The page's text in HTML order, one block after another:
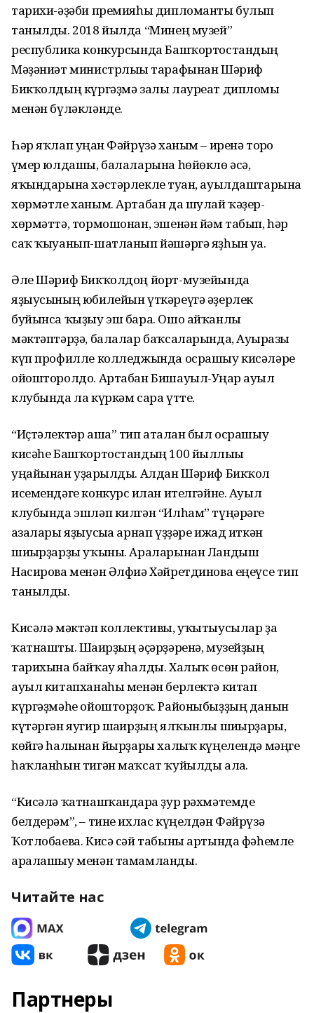
тарихи-әҙәби премияһы дипломанты булып
танылды. 2018 йылда “Минең музей”
республика конкурсында Башҡортостандың
Мәҙәниәт министрлығы тарафынан Шәриф
Бикҡолдың күргәҙмә залы лауреат дипломы
менән бүләкләнде.
Һәр яҡлап уңған Фәйрүзә ханым – иренә тоғро
ғүмер юлдашы, балаларына һөйөклө әсә,
яҡындарына хәстәрлекле туған, ауылдаштарына
хөрмәтле ханым. Артабан да шулай ҡәҙер-
хөрмәттә, тормошонан, эшенән йәм табып, һәр
саҡ ҡыуанып-шатланып йәшәргә яҙһын уға.
Әле Шәриф Бикҡолдоң йорт-музейында
яҙыусының юбилейын үткәреүгә әҙерлек
буйынса ҡыҙыу эш бара. Ошо айҡанлы
мәктәптәрҙә, балалар баҡсаларында, Ауырғазы
күп профилле колледжында осрашыу кисәләре
ойошторолдо. Артабан Бишауыл-Уңғар ауыл
клубында ла күркәм сара үтте.
“Иҫтәлектәр аша” тип аталған был осрашыу
кисәһе Башҡортостандың 100 йыллығы
уңайынан уҙғарылды. Алдан Шәриф Бикҡол
исемендәге конкурс иғлан ителгәйне. Ауыл
клубында эшләп килгән “Илһам” түңәрәге
ағзалары яҙыусыға арнап үҙҙәре ижад иткән
шиғырҙарҙы уҡыны. Араларынан Ландыш
Насирова менән Әлфиә Хәйретдинова еңеүсе тип
танылды.
Кисәлә мәктәп коллективы, уҡытыусылар ҙа
ҡатнашты. Шағирҙың әҫәрҙәренә, музейҙың
тарихына байҡау яһалды. Халыҡ өсөн район,
ауыл китапханаһы менән берлектә китап
күргәҙмәһе ойошторҙоҡ. Районыбыҙҙың данын
күтәргән яугир шағирҙың ялҡынлы шиғырҙары,
көйгә һалынған йырҙары халыҡ күңелендә мәңге
һаҡланһын тигән маҡсат ҡуйылды алға.
“Кисәлә ҡатнашҡандарға ҙур рәхмәтемде
белдерәм”, – тине ихлас күңелдән Фәйрүзә
Ҡотлобаева. Кисә сәй табыны артында фәһемле
аралашыу менән тамамланды.
Читайте нас
Партнеры